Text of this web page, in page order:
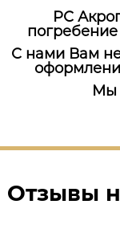
РС
С нами Вам
Мы
Отзывы